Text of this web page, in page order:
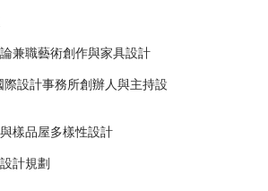
兼職藝術創作與家具設計
際設計事務所創辦人與主持設
樣品屋多樣性設計
計規劃